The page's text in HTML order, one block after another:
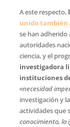
A este respecto,
unido también
se han adherido
autoridades
ciencia, y el
investigadora
instituciones
«necesidad
investigación y
actividades que
conocimiento, la